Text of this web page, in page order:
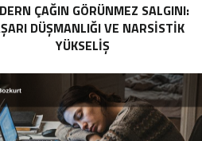
ÇAĞIN GÖRÜNMEZ SALGINI:
DÜŞMANLIĞI VE NARSISTIK
YÜKSELIŞ